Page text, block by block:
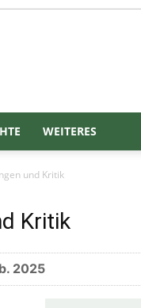
WEITERES
und Kritik
Kritik
2025